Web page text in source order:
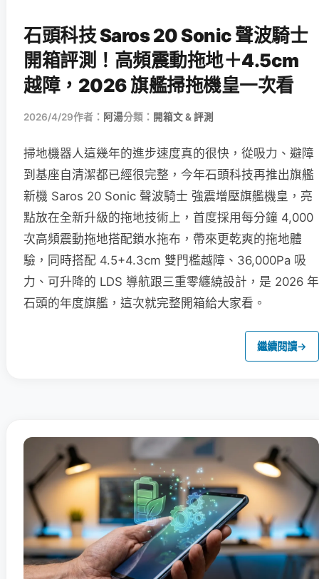
石頭科技 Saros 20 Sonic 聲波騎士
開箱評測！高頻震動拖地＋4.5cm
越障，2026 旗艦掃拖機皇一次看
2026/4/29作者： 阿湯分類： 開箱文 & 評測
掃地機器人這幾年的進步速度真的很快，從吸力、避障
到基座自清潔都已經很完整，今年石頭科技再推出旗艦
新機 Saros 20 Sonic 聲波騎士 強震增壓旗艦機皇，亮
點放在全新升級的拖地技術上，首度採用每分鐘 4,000
次高頻震動拖地搭配鎖水拖布，帶來更乾爽的拖地體
驗，同時搭配 4.5+4.3cm 雙門檻越障、36,000Pa 吸
力、可升降的 LDS 導航跟三重零纏繞設計，是 2026 年
石頭的年度旗艦，這次就完整開箱給大家看。
繼續閱讀→